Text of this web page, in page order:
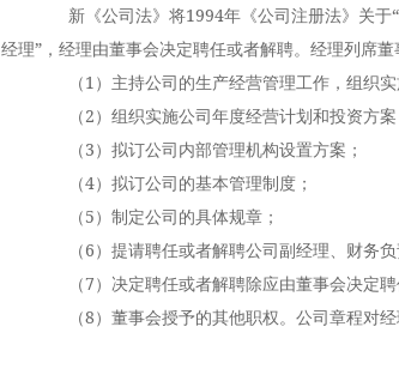
新《公司法》将1994年《公司注册法》关于“
经理”，经理由董事会决定聘任或者解聘。经理列席
（1）主持公司的生产经营管理工作，组织实
（2）组织实施公司年度经营计划和投资方案
（3）拟订公司内部管理机构设置方案；
（4）拟订公司的基本管理制度；
（5）制定公司的具体规章；
（6）提请聘任或者解聘公司副经理、财务负
（7）决定聘任或者解聘除应由董事会决定聘
（8）董事会授予的其他职权。公司章程对经